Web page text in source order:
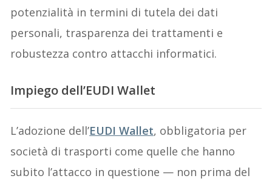
potenzialità in termini di tutela dei dati
personali, trasparenza dei trattamenti e
robustezza contro attacchi informatici.
Impiego dell’EUDI Wallet
L’adozione dell’EUDI Wallet, obbligatoria per
società di trasporti come quelle che hanno
subito l’attacco in questione — non prima del